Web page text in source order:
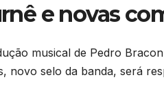
e novas
musical de Pedro
selo da banda, será